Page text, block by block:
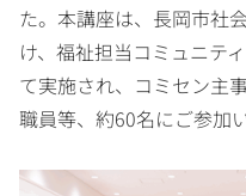
た。本講座は、長岡市社
け、福祉担当コミュニテ
て実施され、コミセン主
職員等、約60名にご参加